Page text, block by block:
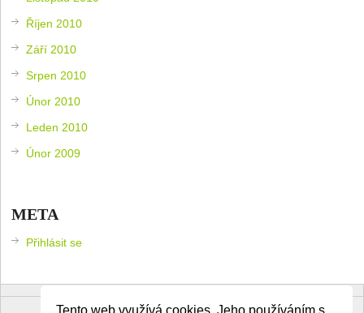
Tento web využívá cookies. Jeho používáním s
Říjen 2010
Září 2010
Srpen 2010
Únor 2010
Leden 2010
Únor 2009
META
Přihlásit se